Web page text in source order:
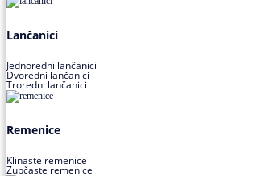
Lančanici
Jednoredni lančanici
Dvoredni lančanici
Troredni lančanici
Remenice
Klinaste remenice
Zupčaste remenice